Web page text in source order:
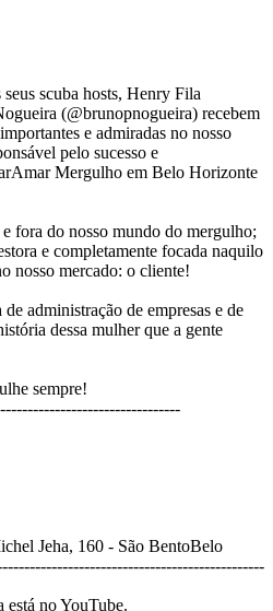
seus scuba hosts, Henry Fila
(@brunopnogueira) recebem
e admiradas no nosso
pelo sucesso e
Mergulho em Belo Horizonte
e fora do nosso mundo do mergulho;
e completamente focada naquilo
nosso mercado: o cliente!
administração de empresas e de
dessa mulher que a gente
sempre!
Jeha, 160 - São BentoBelo
no YouTube.